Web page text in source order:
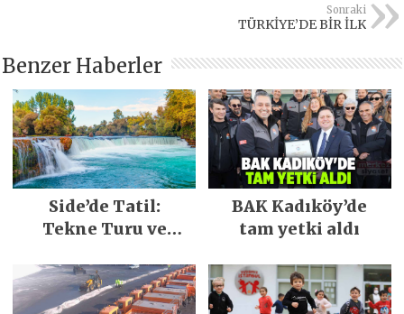
Sonraki
TÜRKİYE’DE BİR İLK
Benzer Haberler
Side’de Tatil:
Tekne Turu ve
BAK Kadıköy’de
tam yetki aldı